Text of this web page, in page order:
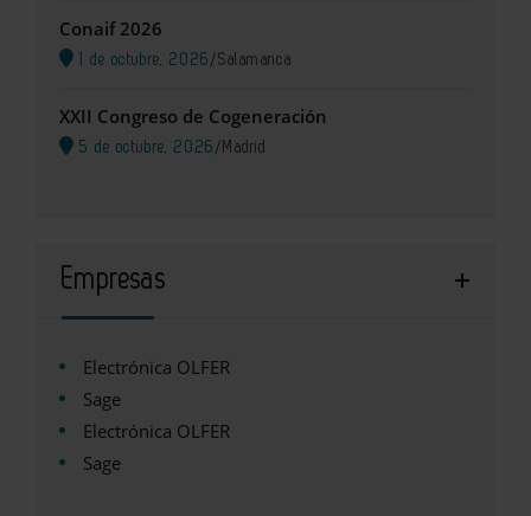
Conaif 2026
1 de octubre, 2026 /Salamanca
XXII Congreso de Cogeneración
5 de octubre, 2026 / Madrid
Empresas
Electrónica OLFER
Sage
Electrónica OLFER
Sage